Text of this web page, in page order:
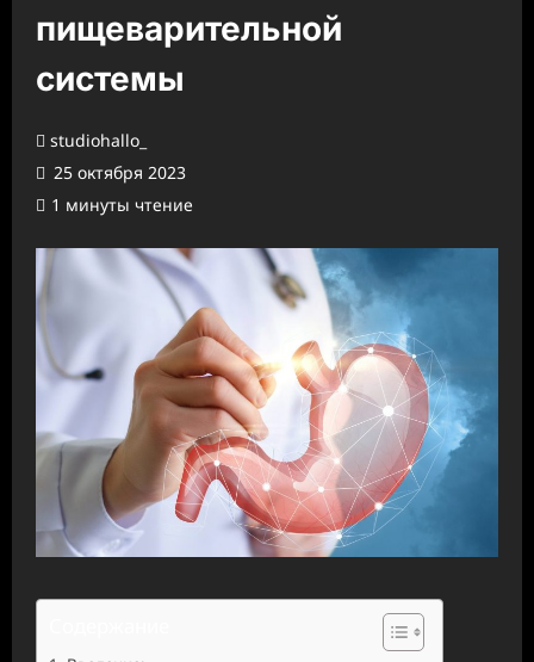
пищеварительной
системы
studiohallo_
25 октября 2023
1 минуты чтение